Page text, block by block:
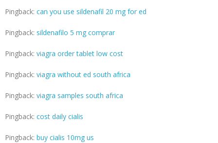
Pingback: can you use sildenafil 20 mg for ed
Pingback: sildenafilo 5 mg comprar
Pingback: viagra order tablet low cost
Pingback: viagra without ed south africa
Pingback: viagra samples south africa
Pingback: cost daily cialis
Pingback: buy cialis 10mg us